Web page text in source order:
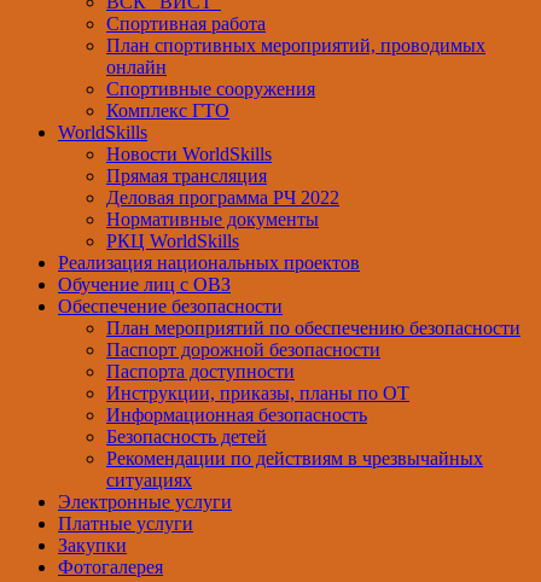
Спортивная работа
План спортивных мероприятий, проводимых
онлайн
Спортивные сооружения
Комплекс ГТО
WorldSkills
Новости WorldSkills
Прямая трансляция
Деловая программа РЧ 2022
Нормативные документы
РКЦ WorldSkills
Реализация национальных проектов
Обучение лиц с ОВЗ
Обеспечение безопасности
План мероприятий по обеспечению безопасности
Паспорт дорожной безопасности
Паспорта доступности
Инструкции, приказы, планы по ОТ
Информационная безопасность
Безопасность детей
Рекомендации по действиям в чрезвычайных
ситуациях
Электронные услуги
Платные услуги
Закупки
Фотогалерея